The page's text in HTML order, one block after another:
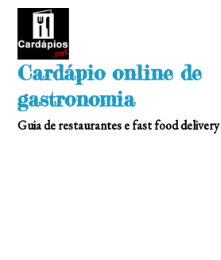
Skip
Cardápio online de
gastronomia
Guia de restaurantes e fast food delivery